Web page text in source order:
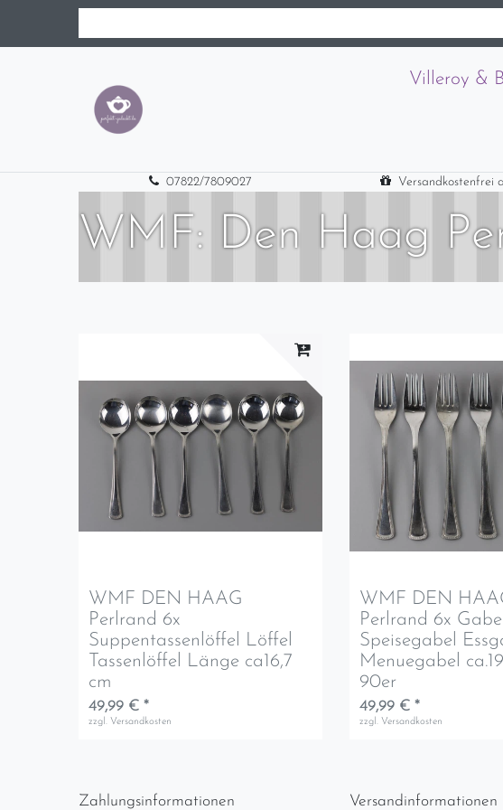
Villeroy &
07822/7809027 Versandkostenfrei
WMF: Den Haag
WMF DEN HAAG
Perlrand 6x
Suppentassenlöffel Löffel
Tassenlöffel Länge ca16,7
cm
49,99 € *
zzgl. Versandkosten
WMF DEN
Perlrand 6x Gabel
Speisegabel
Menuegabel
90er
49,99 € *
zzgl. Versandkosten
Zahlungsinformationen Versandinformationen